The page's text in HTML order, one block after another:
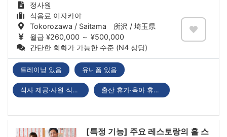
정사원
식음료 이자카야
Tokorozawa / Saitama 所沢 / 埼玉県
월급 ¥260,000 ～ ¥500,000
간단한 회화가 가능한 수준 (N4 상당)
트레이닝 있음 유니폼 있음
식사 제공·사원 식당 있음 출산 휴가·육아 휴직 있음
[특정 기능] 주요 레스토랑의 홀 스